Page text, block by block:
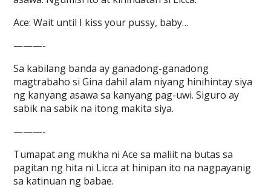
Ace: Wait until I kiss your pussy, baby…
———-
Sa kabilang banda ay ganadong-ganadong
magtrabaho si Gina dahil alam niyang hinihintay siya
ng kanyang asawa sa kanyang pag-uwi. Siguro ay
sabik na sabik na itong makita siya.
———-
Tumapat ang mukha ni Ace sa maliit na butas sa
pagitan ng hita ni Licca at hinipan ito na nagpayanig
sa katinuan ng babae.